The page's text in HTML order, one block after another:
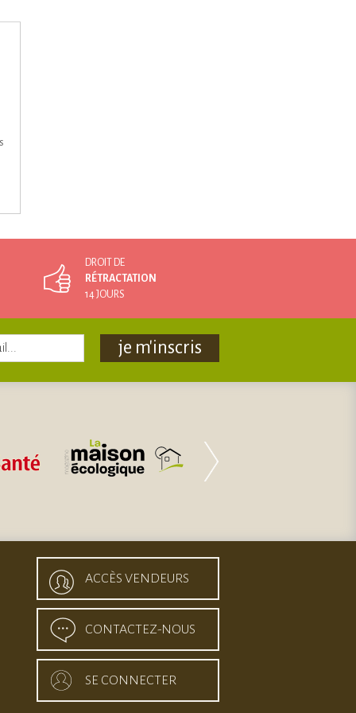
DROIT DE
RÉTRACTATION
14 JOURS
je m'inscris
ACCÈS VENDEURS
CONTACTEZ-NOUS
SE CONNECTER